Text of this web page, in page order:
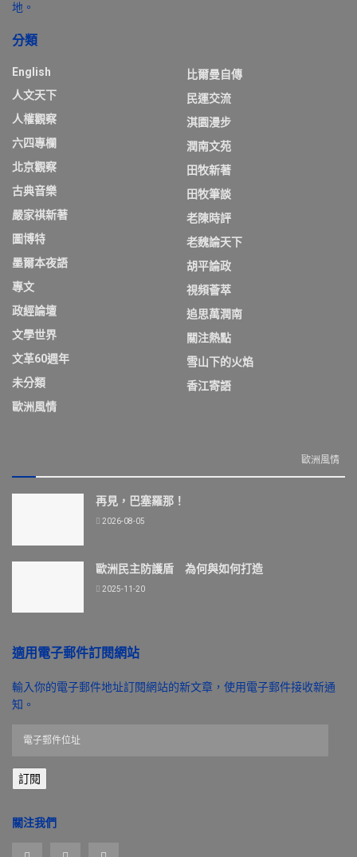
地。
分類
English
人文天下
人權觀察
六四專欄
北京觀察
古典音樂
嚴家祺新著
圖博特
墨爾本夜語
專文
政經論壇
文學世界
文革60週年
未分類
歐洲風情
比爾曼自傳
民運交流
淇園漫步
潤南文苑
田牧新著
田牧筆談
老陳時評
老魏論天下
胡平論政
視頻薈萃
追思萬潤南
關注熱點
雪山下的火焰
香江寄語
歐洲風情
再見，巴塞羅那！
2026-08-05
歐洲民主防護盾 為何與如何打造
2025-11-20
適用電子郵件訂閱網站
輸入你的電子郵件地址訂閱網站的新文章，使用電子郵件接收新通
知。
郵
件
址
訂閱
關注我們